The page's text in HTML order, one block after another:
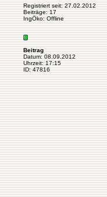
Registriert seit: 27.02.2012
Beiträge: 17
IngÖko: Offline
Beitrag
Datum: 08.09.2012
Uhrzeit: 17:15
ID: 47816